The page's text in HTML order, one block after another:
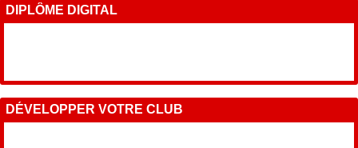
DIPLÔME DIGITAL
DÉVELOPPER VOTRE CLUB